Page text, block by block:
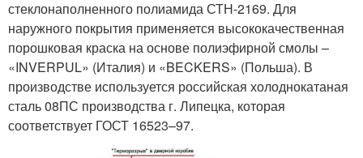
стеклонаполненного полиамида СТН-2169. Для
наружного покрытия применяется высококачественная
порошковая краска на основе полиэфирной смолы –
«INVERPUL» (Италия) и «BECKERS» (Польша). В
производстве используется российская холоднокатаная
сталь 08ПС производства г. Липецка, которая
соответствует ГОСТ 16523–97.